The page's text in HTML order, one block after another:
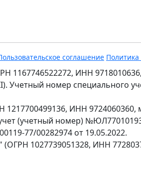
соглашение
1167746522272, ИНН
Учетный номер специального
ИНН 9724060360,
(учетный номер)
77/00282974 от 19.05.2022.
1027739051328, ИНН